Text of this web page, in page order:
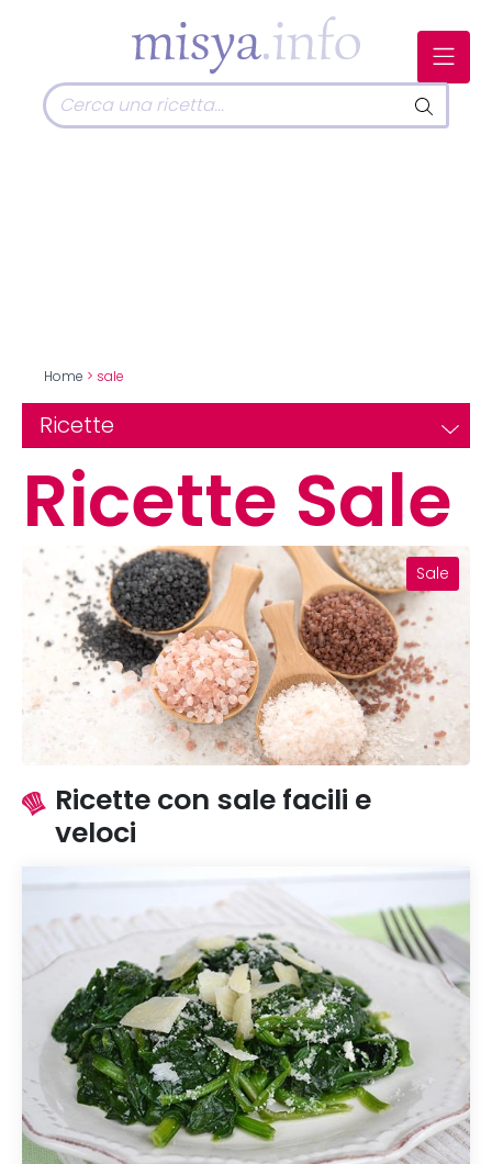
Home > sale
Ricette
Ricette Sale
Sale
Ricette con sale facili e
veloci